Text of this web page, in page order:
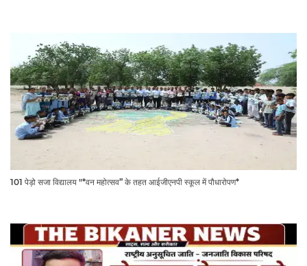
101 पेड़ो सजा विद्यालय "*वन महोत्सव” के तहत आईजीएनपी स्कूल में पौधारोपण*